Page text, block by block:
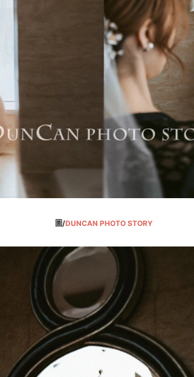
圖/DUNCAN PHOTO STORY